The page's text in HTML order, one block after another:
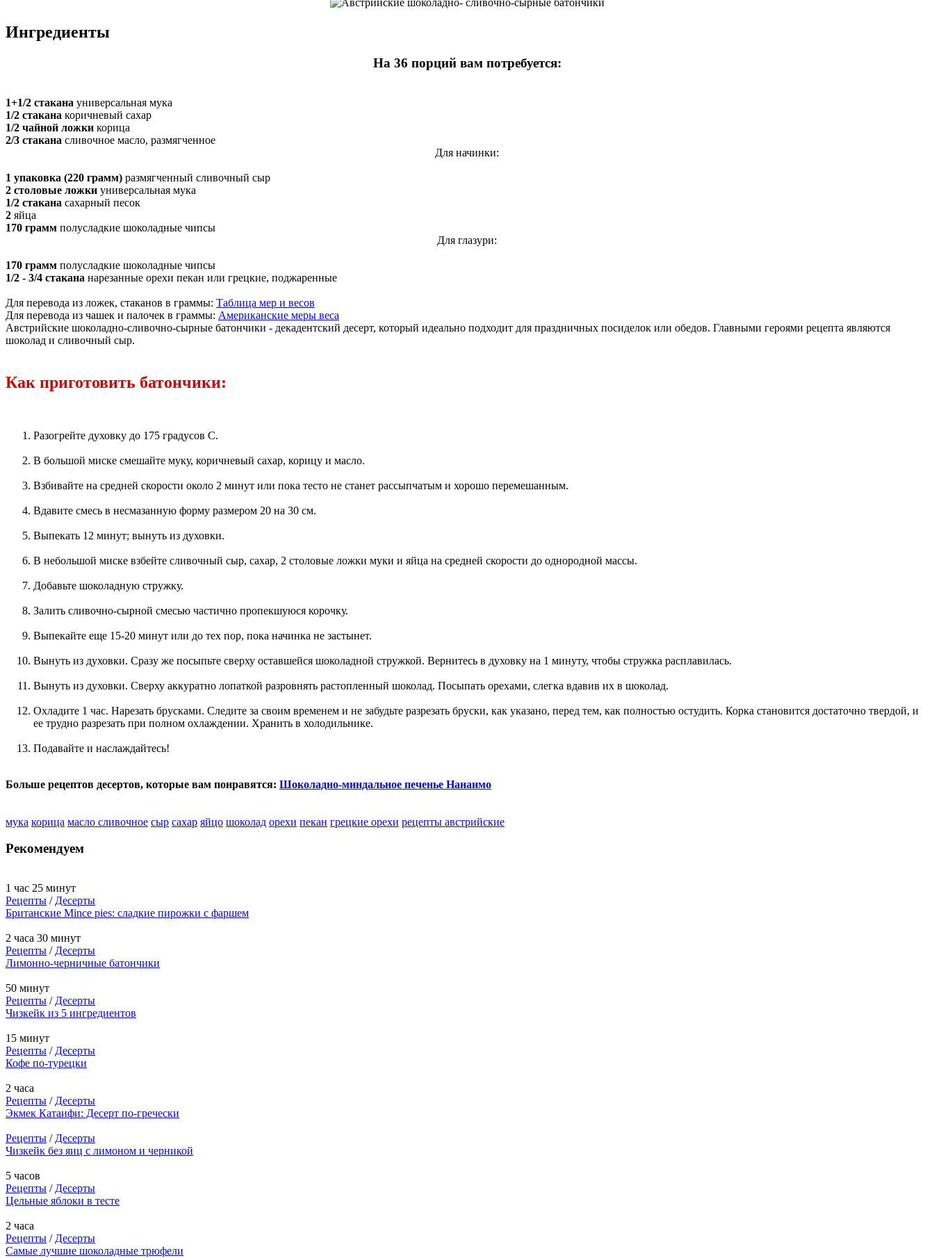
Ингредиенты
На 36 порций вам потребуется:
1+1/2 стакана универсальная мука
1/2 стакана коричневый сахар
1/2 чайной ложки корица
2/3 стакана сливочное масло, размягченное
Для начинки:
1 упаковка (220 грамм) размягченный сливочный сыр
2 столовые ложки универсальная мука
1/2 стакана сахарный песок
2 яйца
170 грамм полусладкие шоколадные чипсы
Для глазури:
170 грамм полусладкие шоколадные чипсы
1/2 - 3/4 стакана нарезанные орехи пекан или грецкие, поджаренные
Для перевода из ложек, стаканов в граммы: Таблица мер и весов
Для перевода из чашек и палочек в граммы: Американские меры веса
Австрийские шоколадно-сливочно-сырные батончики - декадентский десерт, который идеально подходит для праздничных посиделок или обедов. Главными героями рецепта являются
шоколад и сливочный сыр.
Как приготовить батончики:
Разогрейте духовку до 175 градусов С.
В большой миске смешайте муку, коричневый сахар, корицу и масло.
Взбивайте на средней скорости около 2 минут или пока тесто не станет рассыпчатым и хорошо перемешанным.
Вдавите смесь в несмазанную форму размером 20 на 30 см.
Выпекать 12 минут; вынуть из духовки.
В небольшой миске взбейте сливочный сыр, сахар, 2 столовые ложки муки и яйца на средней скорости до однородной массы.
Добавьте шоколадную стружку.
Залить сливочно-сырной смесью частично пропекшуюся корочку.
Выпекайте еще 15-20 минут или до тех пор, пока начинка не застынет.
Вынуть из духовки. Сразу же посыпьте сверху оставшейся шоколадной стружкой. Вернитесь в духовку на 1 минуту, чтобы стружка расплавилась.
Вынуть из духовки. Сверху аккуратно лопаткой разровнять растопленный шоколад. Посыпать орехами, слегка вдавив их в шоколад.
Охладите 1 час. Нарезать брусками. Следите за своим временем и не забудьте разрезать бруски, как указано, перед тем, как полностью остудить. Корка становится достаточно твердой, и
ее трудно разрезать при полном охлаждении. Хранить в холодильнике.
Подавайте и наслаждайтесь!
Больше рецептов десертов, которые вам понравятся: Шоколадно-миндальное печенье Нанаимо
мука корица масло сливочное сыр сахар яйцо шоколад орехи пекан грецкие орехи рецепты австрийские
Рекомендуем
1 час 25 минут
Рецепты / Десерты
Британские Mince pies: сладкие пирожки с фаршем
2 часа 30 минут
Рецепты / Десерты
Лимонно-черничные батончики
50 минут
Рецепты / Десерты
Чизкейк из 5 ингредиентов
15 минут
Рецепты / Десерты
Кофе по-турецки
2 часа
Рецепты / Десерты
Экмек Катаифи: Десерт по-гречески
Рецепты / Десерты
Чизкейк без яиц с лимоном и черникой
5 часов
Рецепты / Десерты
Цельные яблоки в тесте
2 часа
Рецепты / Десерты
Самые лучшие шоколадные трюфели